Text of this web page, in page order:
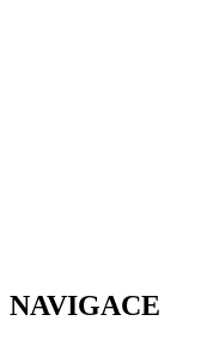
NAVIGACE